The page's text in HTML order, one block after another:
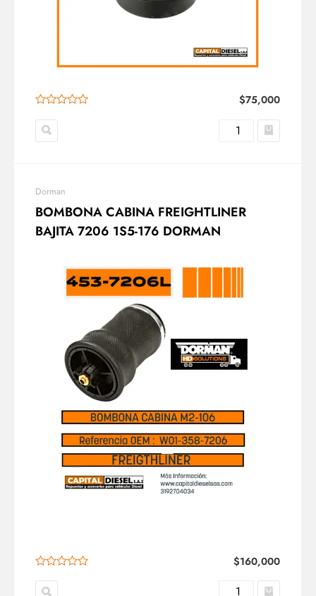
$75,000
Dorman
BOMBONA CABINA FREIGHTLINER
BAJITA 7206 1S5-176 DORMAN
$160,000